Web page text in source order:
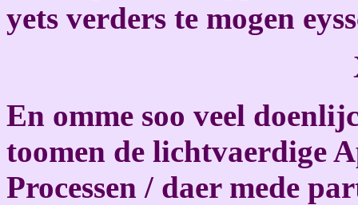
yets verders te mogen
En omme soo veel
toomen de lichtvaerdige
Processen / daer mede